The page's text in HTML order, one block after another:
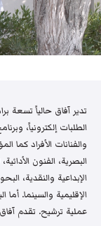
تدير آفاق حالياً تسعة
الطلبات إلكترونياً،
والفنانات الأفراد كما
البصرية، الفنون
الإبداعية والنقدية،
الإقليمية والسينما. أما
عملية ترشيح. تقدم